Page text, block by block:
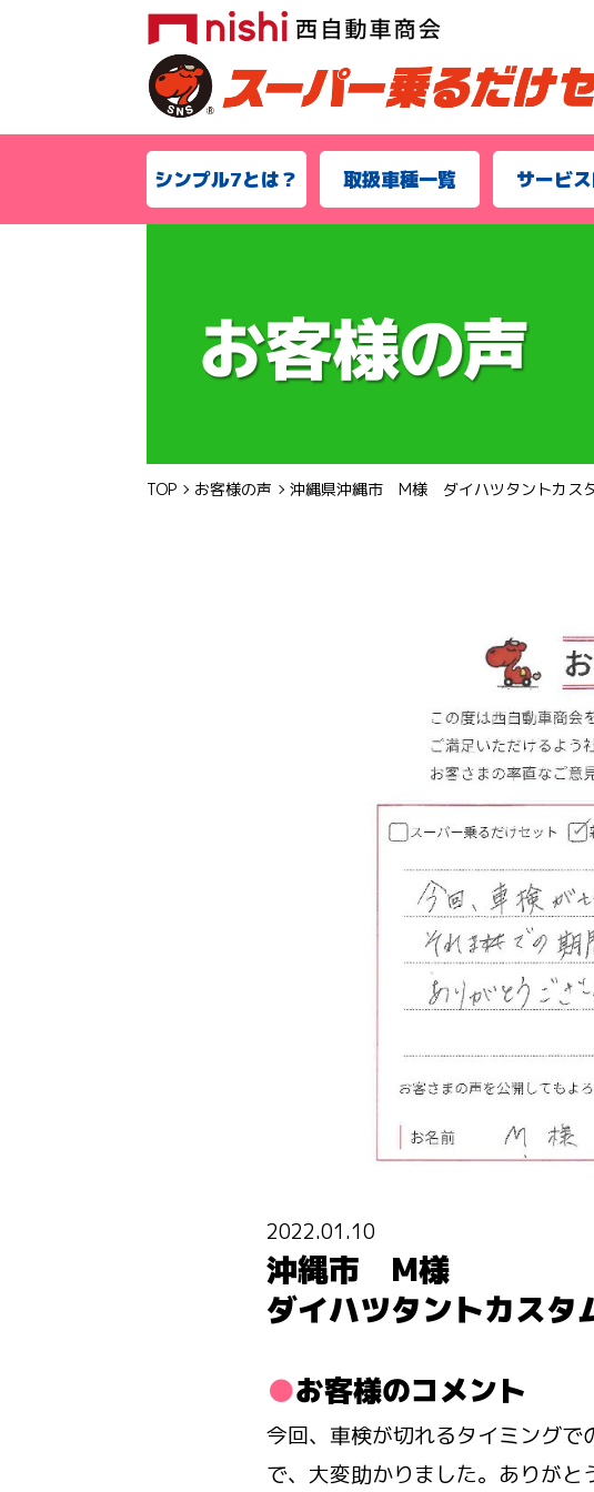
シンプル7とは？ 取扱車種一覧 サービ
TOP お客様の声 沖縄県沖縄市 M様 ダイハツタントカス
2022.01.10
沖縄市 M様
ダイハツタントカスタ
お客様のコメント
今回、車検が切れるタイミング
で、大変助かりました。ありがと